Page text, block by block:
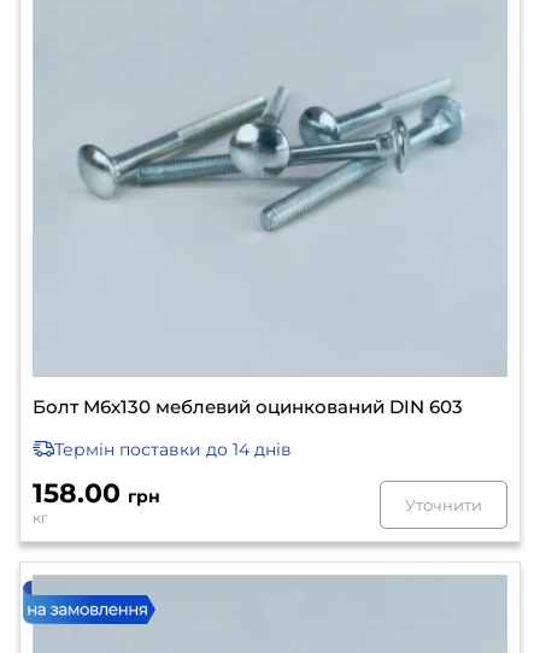
Болт М6х130 меблевий оцинкований DIN 603
Термін поставки до 14 днів
158.00 грн
кг
Уточнити